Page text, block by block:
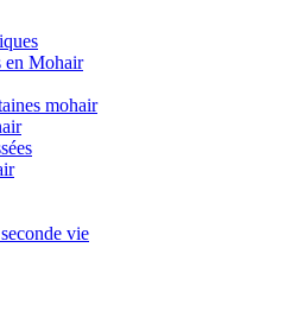
en Mohair
mohair
vie